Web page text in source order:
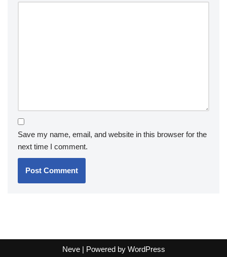
Save my name, email, and website in this browser for the
next time I comment.
Neve| Powered by WordPress